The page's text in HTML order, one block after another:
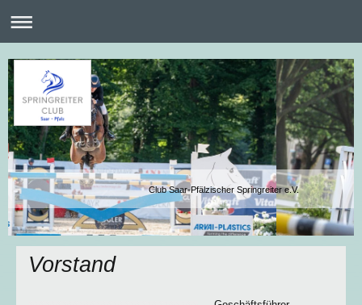
Club Saar-Pfälzischer Springreiter e.V.
Vorstand